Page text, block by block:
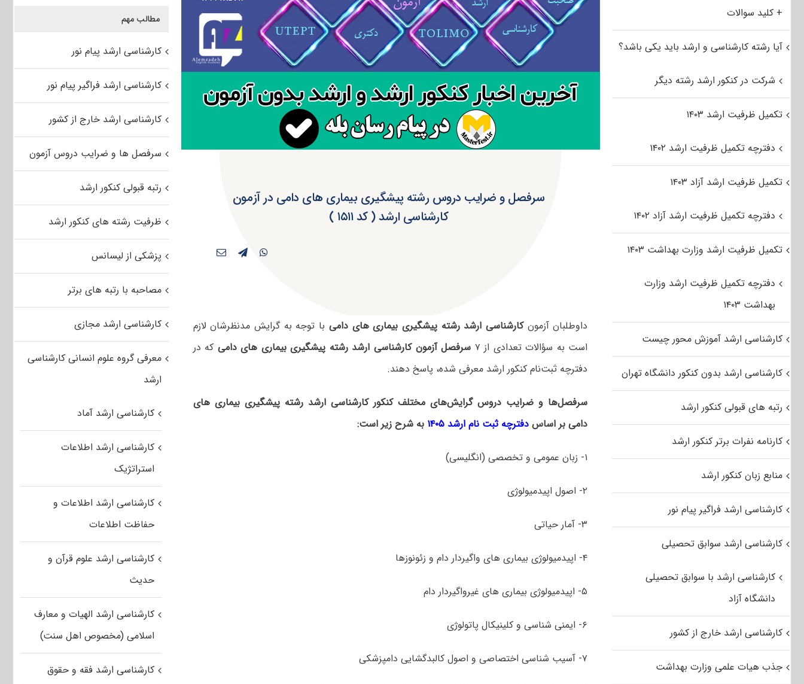
سرفصل و ضرایب دروس رشته پیشگیری بیماری های دامی در آزمون
کارشناسی ارشد ( کد ۱۵۱۱ )
داوطلبان آزمونکارشناسی ارشد رشته پیشگیری بیماری های دامی با توجه به گرایش مدنظرشان لازم
است به سؤالات تعدادی از ۷
سرفصل آزمون کارشناسی ارشد رشته پیشگیری بیماری های دامی که در
دفترچه‌ ثبت‌نام کنکور ارشد معرفی شده، پاسخ دهند.
سرفصل‌ها و ضرایب دروس گرایش‌های مختلف کنکور کارشناسی ارشد رشته پیشگیری بیماری های
دامی بر اساسدفترچه ثبت نام ارشد ۱۴۰۵ به شرح زیر است:
۱- زبان عمومی و تخصصی (انگلیسی)
۲- اصول اپیدمیولوژی
۳- آمار حیاتی
۴- اپیدمیولوژی بیماری های واگیردار دام و زئونوزها
۵- اپیدمیولوژی بیماری های غیرواگیردار دام
۶- ایمنی شناسی و کلینیکال پاتولوژی
۷- آسیب شناسی اختصاصی و اصول کالبدگشایی دامپزشکی
مطالب مهم
کارشناسی ارشد پیام نور
کارشناسی ارشد فراگیر پیام نور
کارشناسی ارشد خارج از کشور
سرفصل ها و ضرایب دروس آزمون
رتبه قبولی کنکور ارشد
ظرفیت رشته های کنکور ارشد
پزشکی از لیسانس
مصاحبه با رتبه های برتر
کارشناسی ارشد مجازی
معرفی گروه علوم انسانی کارشناسی
ارشد
کارشناسی ارشد آماد
کارشناسی ارشد اطلاعات
استراتژیک
کارشناسی ارشد اطلاعات و
حفاظت اطلاعات
کارشناسی ارشد علوم قرآن و
حدیث
کارشناسی ارشد الهیات و معارف
اسلامی (مخصوص اهل سنت)
کارشناسی ارشد فقه و حقوق
+ کلید سوالات
آیا رشته کارشناسی و ارشد باید یکی باشد؟
شرکت در کنکور ارشد رشته دیگر
تکمیل ظرفیت ارشد ۱۴۰۳
دفترچه تکمیل ظرفیت ارشد ۱۴۰۲
تکمیل ظرفیت ارشد آزاد ۱۴۰۳
دفترچه تکمیل ظرفیت ارشد آزاد ۱۴۰۲
تکمیل ظرفیت ارشد وزارت بهداشت ۱۴۰۳
دفترچه تکمیل ظرفیت ارشد وزارت
بهداشت ۱۴۰۳
کارشناسی ارشد آموزش محور چیست
کارشناسی ارشد بدون کنکور دانشگاه تهران
رتبه های قبولی کنکور ارشد
کارنامه نفرات برتر کنکور ارشد
منابع زبان کنکور ارشد
کارشناسی ارشد فراگیر پیام نور
کارشناسی ارشد سوابق تحصیلی
کارشناسی ارشد با سوابق تحصیلی
دانشگاه آزاد
کارشناسی ارشد خارج از کشور
جذب هیات علمی وزارت بهداشت